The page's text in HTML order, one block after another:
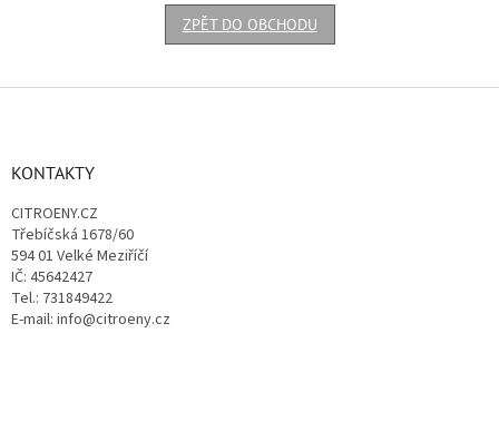
ZPĚT DO OBCHODU
KONTAKTY
CITROENY.CZ
Třebíčská 1678/60
594 01 Velké Meziříčí
IČ: 45642427
Tel.: 731849422
E-mail: info@citroeny.cz